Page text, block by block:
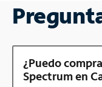
¿Puedo
Spectrum en